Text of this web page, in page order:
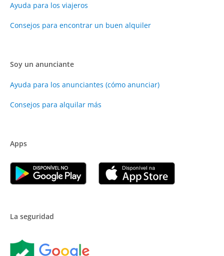
Ayuda para los viajeros
Consejos para encontrar un buen alquiler
Soy un anunciante
Ayuda para los anunciantes (cómo anunciar)
Consejos para alquilar más
Apps
La seguridad